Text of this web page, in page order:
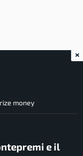
money
e il
×